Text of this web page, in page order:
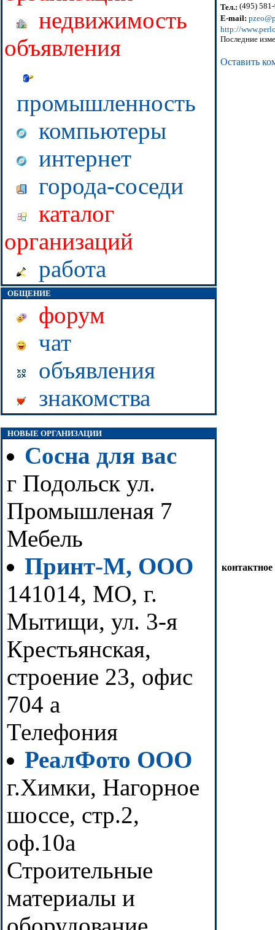
недвижимость
объявления
промышленность
компьютеры
интернет
города-соседи
каталог
организаций
работа
ОБЩЕНИЕ
форум
чат
объявления
знакомства
НОВЫЕ ОРГАНИЗАЦИИ
Сосна для вас
г Подольск ул.
Промышленая 7
Мебель
Принт-М, ООО
141014, МО, г.
Мытищи, ул. 3-я
Крестьянская,
строение 23, офис
704 а
Телефония
РеалФото ООО
г.Химки, Нагорное
шоссе, стр.2,
оф.10а
Строительные
материалы и
Тел.: (495)
E-mail:
http://
Последние
Оставить